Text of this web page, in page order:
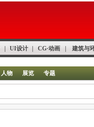
UI设计 CG·动画 建筑与
人物 展览 专题